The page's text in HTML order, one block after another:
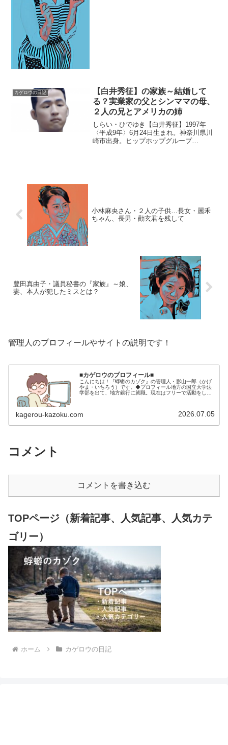
カゲロウの日記
【白井秀征】の家族～結婚して
る？実業家の父とシンママの母、
２人の兄とアメリカの姉
しらい・ひでゆき【白井秀征】1997年
〈平成9年〉6月24日生まれ。神奈川県川
崎市出身。ヒップホップグループ
小林麻央さん・２人の子供…長女・麗禾
ちゃん、長男・勸玄君を残して
豊田真由子・議員秘書の『家族』～娘、
妻、本人が犯したミスとは？
管理人のプロフィールやサイトの説明です！
■カゲロウのプロフィール■
こんにちは！『蜉蝣のカゾク』の管理人・影山一郎（かげ
やま・いちろう）です。◆プロフィール地方の国立大学法
学部を出て、地方銀行に就職。現在はフリーで活動をして
kagerou-kazoku.com 2026.07.05
コメント
コメントを書き込む
TOPページ（新着記事、人気記事、人気カテ
ゴリー）
ホーム カゲロウの日記